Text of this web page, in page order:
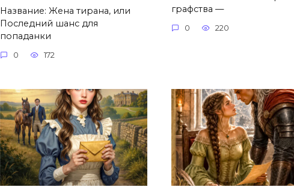
Название: Жена тирана, или
Последний шанс для
попаданки
0 172
графства —
0 220